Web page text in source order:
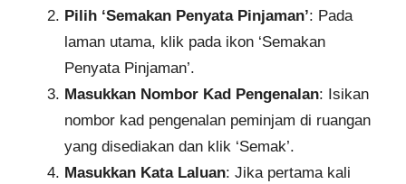
Pilih ‘Semakan Penyata Pinjaman’: Pada
laman utama, klik pada ikon ‘Semakan
Penyata Pinjaman’.
Masukkan Nombor Kad Pengenalan: Isikan
nombor kad pengenalan peminjam di ruangan
yang disediakan dan klik ‘Semak’.
Masukkan Kata Laluan: Jika pertama kali